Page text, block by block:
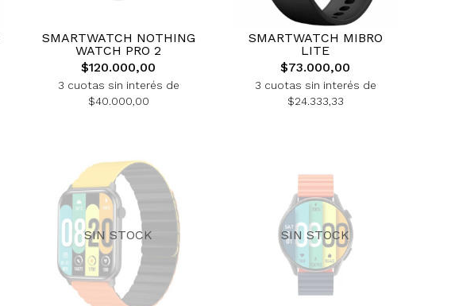
SMARTWATCH NOTHING
WATCH PRO 2
$120.000,00
3 cuotas sin interés de
$40.000,00
SMARTWATCH MIBRO
LITE
$73.000,00
3 cuotas sin interés de
$24.333,33
SIN STOCK SIN STOCK